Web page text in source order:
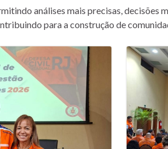
análises mais precisas, decisões
para a construção de